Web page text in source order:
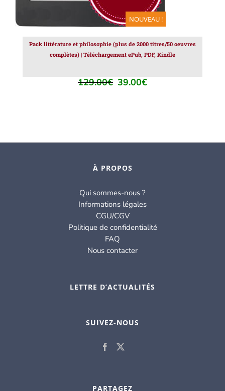
NOUVEAU !
Pack littérature et philosophie (plus de 2000 titres/50 oeuvres
complètes) | Téléchargement ePub, PDF, Kindle
129.00€ Le
39.00€Le
À PROPOS
Qui sommes-nous ?
Informations légales
CGU/CGV
Politique de confidentialité
FAQ
Nous contacter
LETTRE D’ACTUALITÉS
SUIVEZ-NOUS
PARTAGEZ